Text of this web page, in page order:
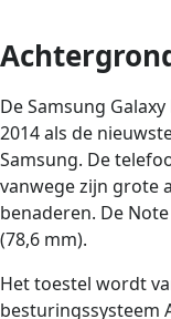
De Samsung
2014 als de
Samsung. De
vanwege zijn grote
benaderen. De
(78,6 mm).
Het toestel wordt
besturingssysteem